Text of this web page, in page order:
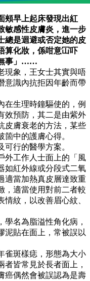
頰早上起床發現出紅
敏感性皮膚炎，進一步
總是迴避或否定她的皮
算化妝，係咁意冚吓
無事」……
現象，王女士其實與唔
意識內抗拒因年齡而帶
在生理時鐘驅使的，例
效預防，其二是由紫外
皮膚衰老的方法，某些
中的護膚心得。
行的醫學方案。
外工作人士面上的「風
如紅外線或分段式二氧
適當加熱真皮層達致重
，適當使用對前二者較
紋，以改善眉心紋、
名為脂溢性角化病，
泥貼在面上，常被誤以
雀斑樣痣，形態為大小
皆常見於長者面上，
癌偶然會被誤認為是壽